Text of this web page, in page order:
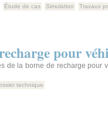
Étude de cas Simulation Travaux
pour
de la borne de recharge pour
technique